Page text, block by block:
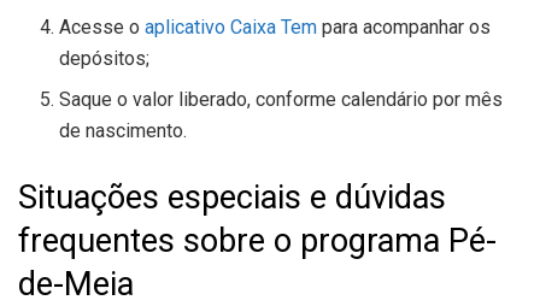
Acesse oaplicativo Caixa Tem para acompanhar os
depósitos;
Saque o valor liberado, conforme calendário por mês
de nascimento.
Situações especiais e dúvidas
frequentes sobre o programa Pé-
de-Meia